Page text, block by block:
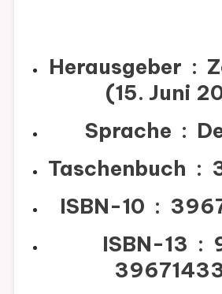
Herausgeber ‏ : ‎
(15. Juni
Sprache ‏ : ‎
Taschenbuch ‏ : ‎
ISBN-10 ‏ : ‎
ISBN-13 ‏ : ‎